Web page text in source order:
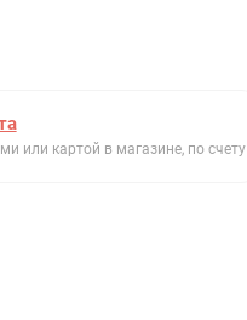
3 1/2” с переливом
или картой в магазине, по счету